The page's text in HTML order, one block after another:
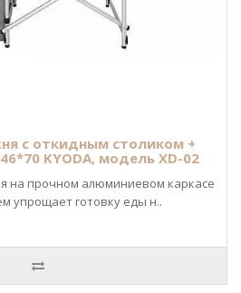
с откидным столиком +
KYODA, модель XD-02
на прочном алюминиевом каркасе
упрощает готовку еды н..